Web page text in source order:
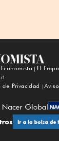
Economista El
de Privacidad
Global
Ir a la bolsa de